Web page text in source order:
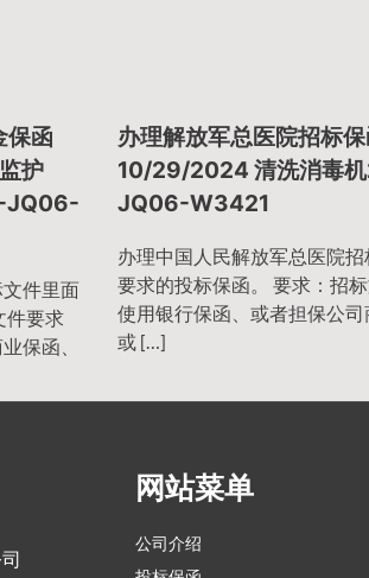
保函
护
JQ06-
件里面
件要求
保函、
办理解放军总医院招标
10/29/2024 清洗消毒
JQ06-W3421
办理中国人民解放军总医院
要求的投标保函。 要求：招
使用银行保函、或者担保公司
或 […]
网站菜单
公司介绍